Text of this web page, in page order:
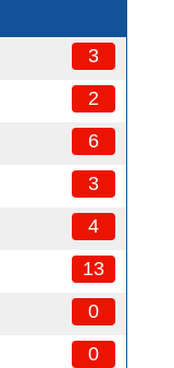
3
2
6
3
4
13
0
0